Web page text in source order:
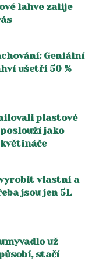
lahve zalije
Geniální
ušetří 50 %
plastové
jako
vlastní a
jsou jen 5L
už
stačí